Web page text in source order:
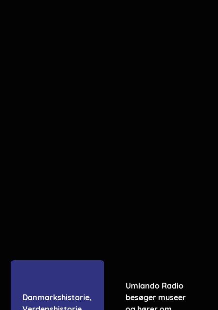
Danmarkshistorie,
Umlando Radio
besøger museer